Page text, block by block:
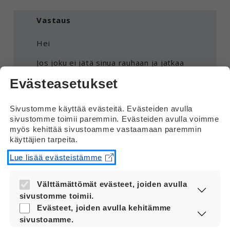
Vastaus
Hei
Jos joku ei jätä sinua rauhaan ja jatkaa
Ota viesteistä kuvakaappaukset talteen.
Estä henkilö sovelluksessa tai
puhelimessa, jos et halua enää viestejä
häneltä.
kuten ohjaajalle, läheiselle tai muulle
tukihenkilölle.
Älä jää asian kanssa yksin.
Evästeasetukset
Sivustomme käyttää evästeitä. Evästeiden avulla
sivustomme toimii paremmin. Evästeiden avulla voimme
myös kehittää sivustoamme vastaamaan paremmin
käyttäjien tarpeita.
Lue lisää evästeistämme
Välttämättömät evästeet, joiden avulla
sivustomme toimii.
Nämä evästeet ovat aina käytössä, jotta
sivustoamme voi käyttää sujuvasti ja
Evästeet, joiden avulla kehitämme
sivustoamme.